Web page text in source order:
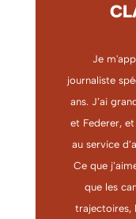
Je
journaliste
ans. J’ai
et Federer,
au service
Ce que
que les
trajectoires,